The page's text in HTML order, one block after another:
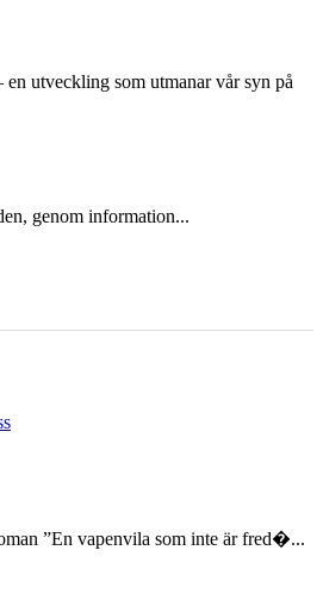
utveckling som utmanar vår syn på
genom information...
”En vapenvila som inte är fred�...